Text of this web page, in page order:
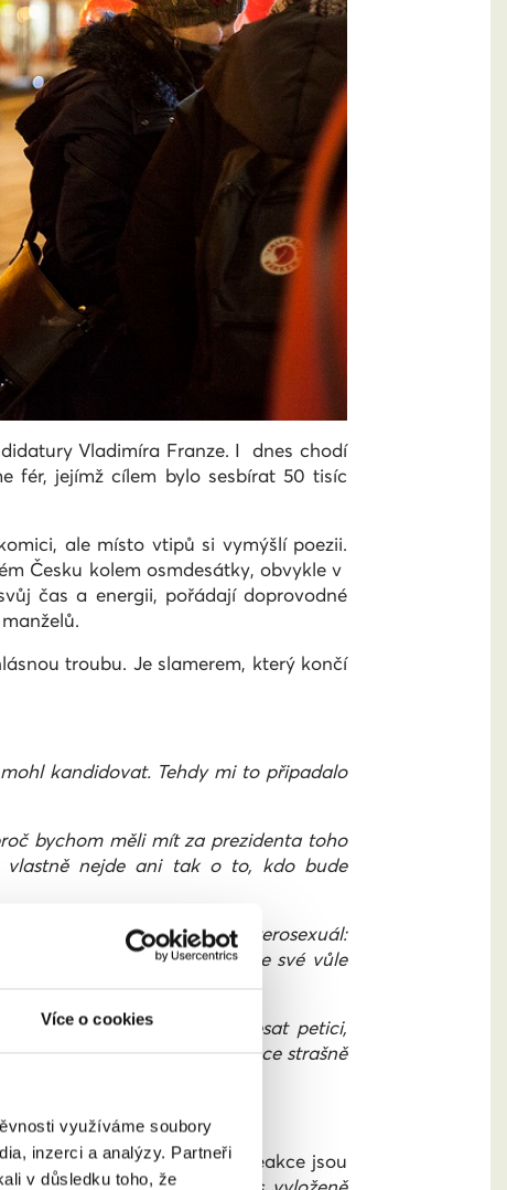
Více o cookies
využíváme soubory
inzerci a analýzy. Partneři
v důsledku toho, že
Vladimíra Franze. I dnes chodí
fér, jejímž cílem bylo sesbírat 50 tisíc
ale místo vtipů si vymýšlí poezii.
Česku kolem osmdesátky, obvykle v
čas a energii, pořádají doprovodné
troubu. Je slamerem, který končí
kandidovat. Tehdy mi to připadalo
bychom měli mít za prezidenta toho
vlastně nejde ani tak o to, kdo bude
kampani prospět jako heterosexuál:
všechny podpoří. Sami ze své vůle
je lidí, kteří mohou podepsat petici,
a půl milionu, to je přece strašně
hospodách kamarádům. Reakce jsou